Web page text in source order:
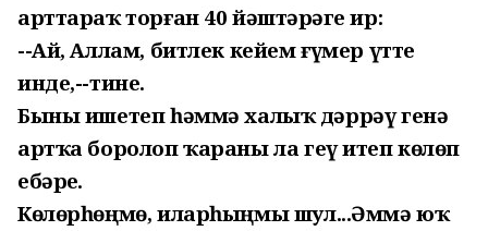
арттараҡ торған 40 йәштәрҙәге ир:
--Ай, Аллам, битлек кейем ғүмер үтте
инде,--тине.
Быны ишетеп һәммә халыҡ дәррәү генә
артҡа боролоп ҡараны ла геү итеп көлөп
ебәрҙе.
Көлөрһөңмө, иларһыңмы шул...Әммә юҡ